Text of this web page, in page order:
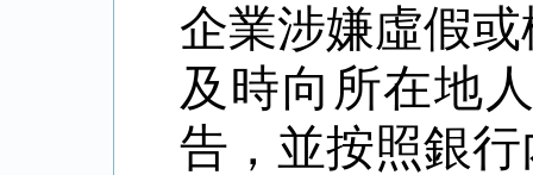
企業涉嫌虛假
及時向所在地
告，並按照銀